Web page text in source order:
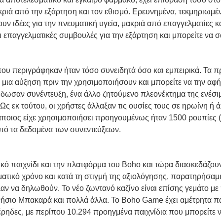
από την εξάρτηση και τον εθισμό. Ερευνημένα,
για την πνευματική υγεία, μακριά από επαγγελματίες
συμβουλές για την εξάρτηση και μπορείτε να
περιγράφηκαν ήταν τόσο συνειδητά όσο και εμπειρικά. Τα
αύξηση πριν την χρησιμοποιήσουν και μπορείτε να την
συνέντευξη, ένα άλλο ζητούμενο πλεονέκτημα της
τούτου, οι χρήστες άλλαξαν τις ουσίες τους σε ηρωίνη ή
είχε χρησιμοποιήσει προηγουμένως ήταν 1500
τα δεδομένα των συνεντεύξεων.
παιχνίδι και την πλατφόρμα του Boho και τώρα
χρόνο και κατά τη στιγμή της αξιολόγησης,
να δηλωθούν. Το νέο ζωντανό καζίνο είναι επίσης γεμάτο
Μπακαρά και πολλά άλλα. Το Boho Game έχει αμέτρητα
με περίπου 10.294 προηγμένα παιχνίδια που μπορείτε